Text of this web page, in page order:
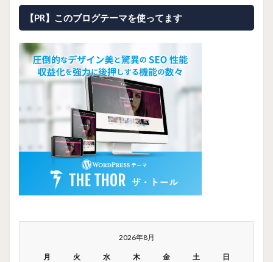
【PR】このブログテーマを使ってます
2026年8月
月 火 水 木 金 土 日